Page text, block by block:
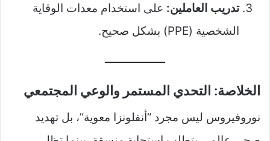
تدريب العاملين: على استخدام معدات الوقاية
الشخصية (PPE) بشكل صحيح.
الخلاصة: التحدي المستمر والوعي المجتمعي
نوروفيروس ليس مجرد “أنفلونزا معوية”، بل تهديد